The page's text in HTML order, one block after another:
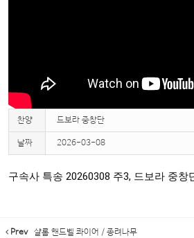
찬양 드보라 중창단
날짜 2026-03-08
구속사 특송 20260308 주3, 드보라 중창
Prev 샬롬 핸드벨 콰이어 / 종려나무